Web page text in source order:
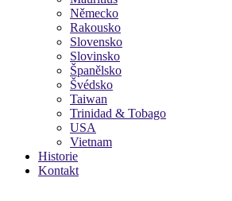
Německo
Rakousko
Slovensko
Slovinsko
Španělsko
Švédsko
Taiwan
Trinidad & Tobago
USA
Vietnam
Historie
Kontakt